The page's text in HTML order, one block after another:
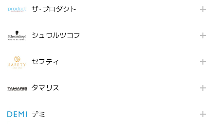
ザ･プロダクト
シュワルツコフ
セフティ
タマリス
デミ